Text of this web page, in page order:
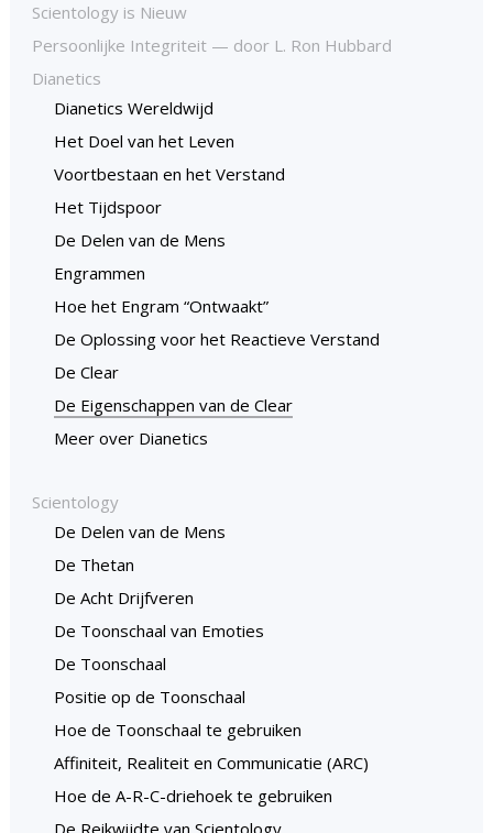
Scientology is Nieuw
Persoonlijke Integriteit — door L. Ron Hubbard
Dianetics
Dianetics Wereldwijd
Het Doel van het Leven
Voortbestaan en het Verstand
Het Tijdspoor
De Delen van de Mens
Engrammen
Hoe het Engram “Ontwaakt”
De Oplossing voor het Reactieve Verstand
De Clear
De Eigenschappen van de Clear
Meer over Dianetics
Scientology
De Delen van de Mens
De Thetan
De Acht Drijfveren
De Toonschaal van Emoties
De Toonschaal
Positie op de Toonschaal
Hoe de Toonschaal te gebruiken
Affiniteit, Realiteit en Communicatie (ARC)
Hoe de A-R-C-driehoek te gebruiken
De Reikwijdte van Scientology